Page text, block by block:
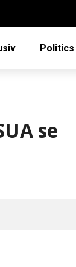
Politics
se